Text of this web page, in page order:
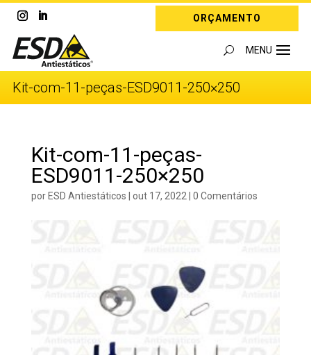
ORÇAMENTO
Kit-com-11-peças-ESD9011-250×250
Kit-com-11-peças-
ESD9011-250×250
porESD Antiestáticos | out 17, 2022 | 0 Comentários